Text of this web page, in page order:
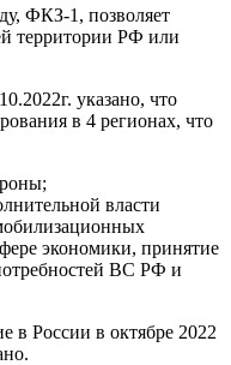
ФКЗ-1, позволяет
территории РФ или
указано, что
в 4 регионах, что
власти
экономики, принятие
ВС РФ и
в России в октябре 2022